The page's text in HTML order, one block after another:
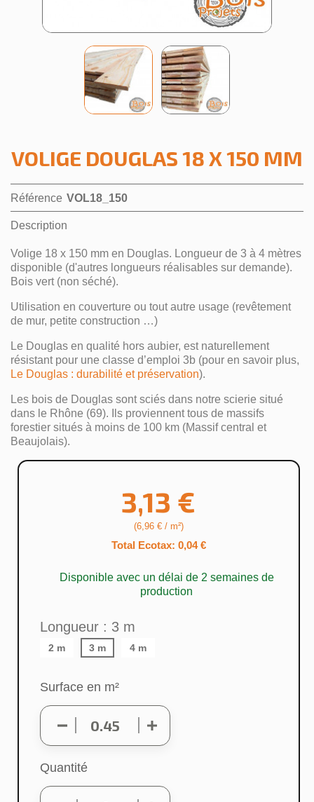
VOLIGE DOUGLAS 18 X 150 MM
Référence VOL18_150
Description
Volige 18 x 150 mm en Douglas. Longueur de 3 à 4 mètres
disponible (d'autres longueurs réalisables sur demande).
Bois vert (non séché).
Utilisation en couverture ou tout autre usage (revêtement
de mur, petite construction …)
Le Douglas en qualité hors aubier, est naturellement
résistant pour une classe d’emploi 3b (pour en savoir plus,
Le Douglas : durabilité et préservation).
Les bois de Douglas sont sciés dans notre scierie situé
dans le Rhône (69). Ils proviennent tous de massifs
forestier situés à moins de 100 km (Massif central et
Beaujolais).
3,13 €
(6,96 € / m²)
Total Ecotax: 0,04 €
Disponible avec un délai de 2 semaines de
production
Longueur : 3 m
2 m 3 m 4 m
Surface en m²
Quantité